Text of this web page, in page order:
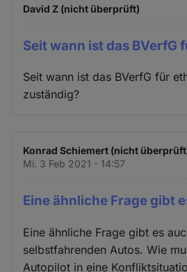
David Z (nicht überprüft)
Seit wann ist das BVerfG
Seit wann ist das BVerfG für
zuständig?
Konrad Schiemert (nicht
Mi. 3 Feb 2021 - 14:57
Eine ähnliche Frage gibt
Eine ähnliche Frage gibt es
selbstfahrenden Autos. Wie
Autopilot in eine